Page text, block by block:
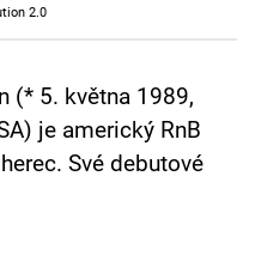
2.0
(* 5. května 1989,
je americký RnB
Své debutové